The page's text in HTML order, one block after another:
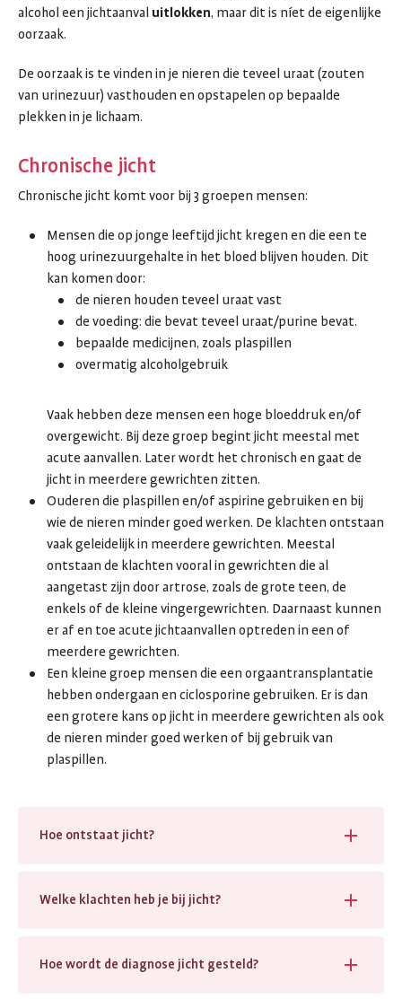
alcohol een jichtaanval uitlokken, maar dit is níet de eigenlijke
oorzaak.
De oorzaak is te vinden in je nieren die teveel uraat (zouten
van urinezuur) vasthouden en opstapelen op bepaalde
plekken in je lichaam.
Chronische jicht
Chronische jicht komt voor bij 3 groepen mensen:
Mensen die op jonge leeftijd jicht kregen en die een te
hoog urinezuurgehalte in het bloed blijven houden. Dit
kan komen door:
de nieren houden teveel uraat vast
de voeding: die bevat teveel uraat/purine bevat.
bepaalde medicijnen, zoals plaspillen
overmatig alcoholgebruik
Vaak hebben deze mensen een hoge bloeddruk en/of
overgewicht. Bij deze groep begint jicht meestal met
acute aanvallen. Later wordt het chronisch en gaat de
jicht in meerdere gewrichten zitten.
Ouderen die plaspillen en/of aspirine gebruiken en bij
wie de nieren minder goed werken. De klachten ontstaan
vaak geleidelijk in meerdere gewrichten. Meestal
ontstaan de klachten vooral in gewrichten die al
aangetast zijn door artrose, zoals de grote teen, de
enkels of de kleine vingergewrichten. Daarnaast kunnen
er af en toe acute jichtaanvallen optreden in een of
meerdere gewrichten.
Een kleine groep mensen die een orgaantransplantatie
hebben ondergaan en ciclosporine gebruiken. Er is dan
een grotere kans op jicht in meerdere gewrichten als ook
de nieren minder goed werken of bij gebruik van
plaspillen.
Hoe ontstaat jicht?
Welke klachten heb je bij jicht?
Hoe wordt de diagnose jicht gesteld?